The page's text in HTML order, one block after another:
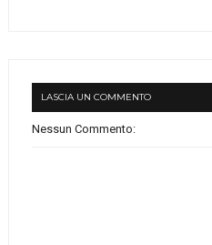
LASCIA UN COMMENTO
Nessun Commento: